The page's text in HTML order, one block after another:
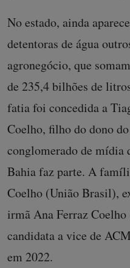
No estado, ainda
detentoras de água
agronegócio, que
de 235,4 bilhões de
fatia foi concedida a
Coelho, filho do dono
conglomerado de mídia
Bahia faz parte. A
Coelho (União Brasil),
irmã Ana Ferraz
candidata a vice de
em 2022.